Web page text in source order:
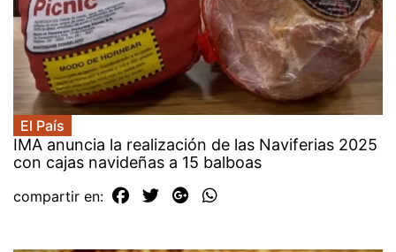
El País
IMA anuncia la realización de las Naviferias 2025
con cajas navideñas a 15 balboas
compartir en: